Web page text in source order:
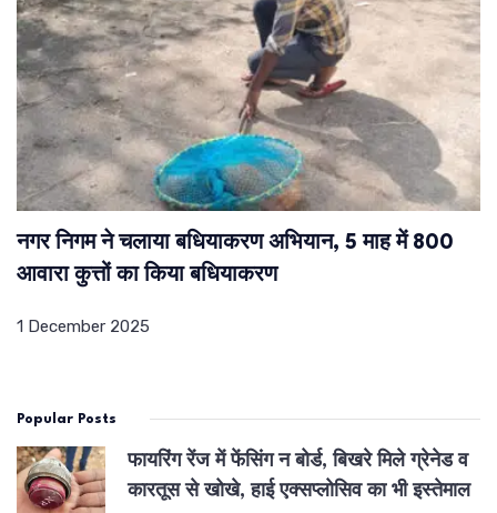
नगर निगम ने चलाया बधियाकरण अभियान, 5 माह में 800
आवारा कुत्तों का किया बधियाकरण
1 December 2025
Popular Posts
फायरिंग रेंज में फेंसिंग न बोर्ड, बिखरे मिले ग्रेनेड व
कारतूस से खोखे, हाई एक्सप्लोसिव का भी इस्तेमाल